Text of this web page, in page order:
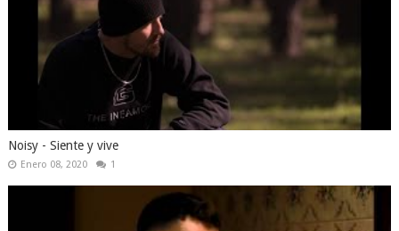
Noisy - Siente y vive
Enero 08, 2020 1